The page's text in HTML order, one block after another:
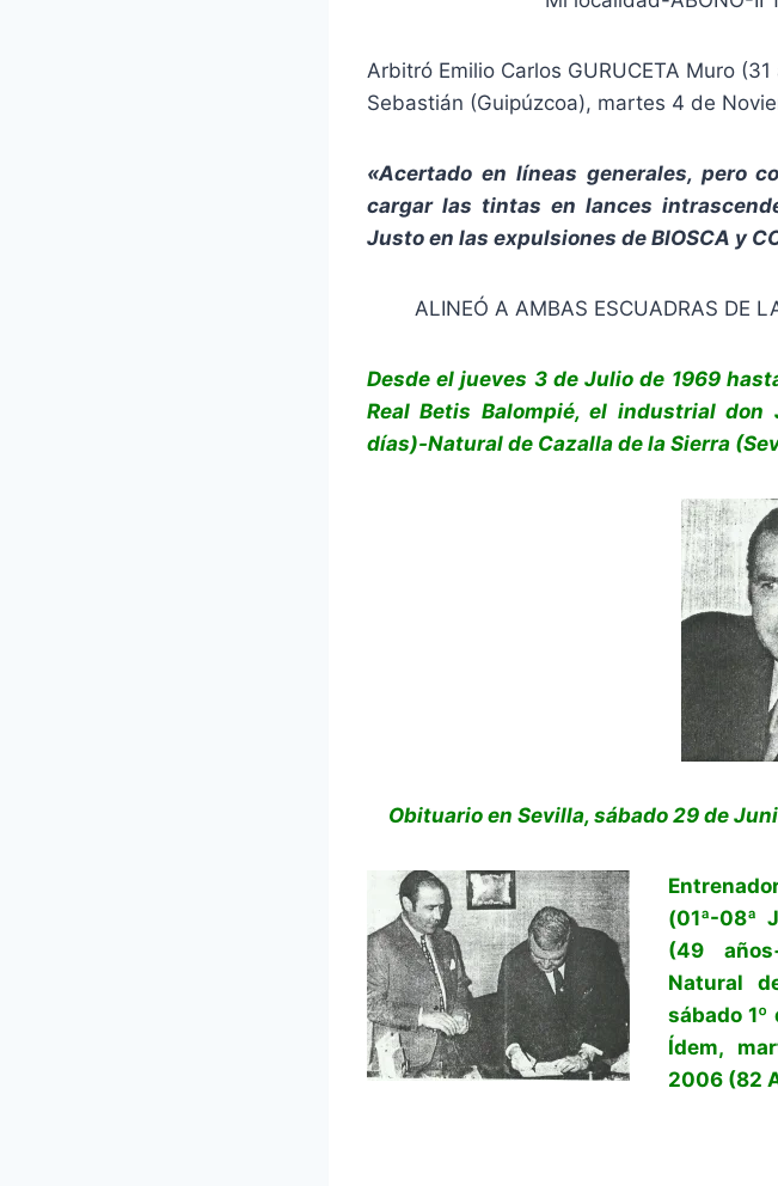
Arbitró Emilio Carlos GURUCETA Muro
Sebastián (Guipúzcoa), martes 4 de
«Acertado en líneas generales, pero
cargar las tintas en lances
Justo en las expulsiones de BIOSCA y
ALINEÓ A AMBAS ESCUADRAS DE
Desde el jueves 3 de Julio de 1969
Real Betis Balompié, el industrial don
días)-Natural de Cazalla de la Sierra
Obituario en Sevilla, sábado 29 de
(01ª-08ª
(49
Natural
sábado
Ídem,
2006 (82